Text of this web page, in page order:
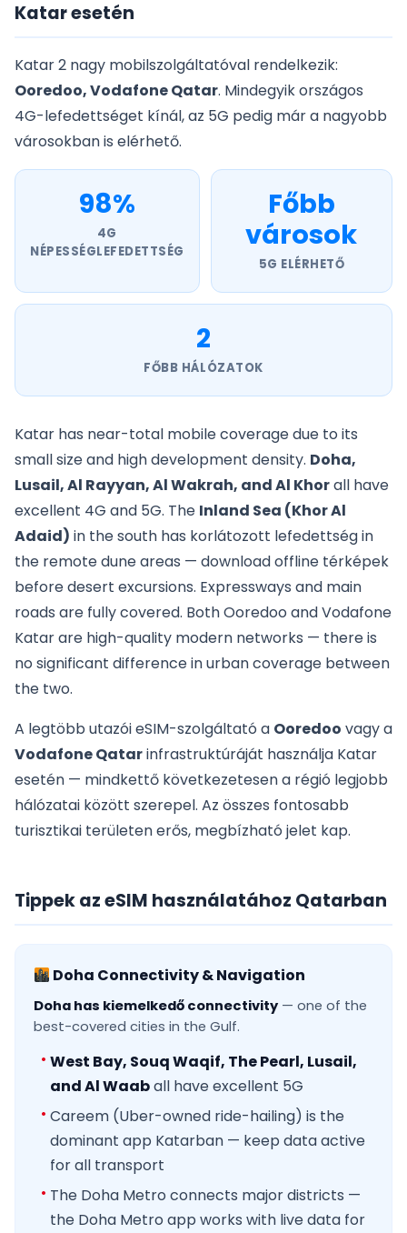
Katar esetén
Katar 2 nagy mobilszolgáltatóval rendelkezik:
Ooredoo, Vodafone Qatar. Mindegyik országos
4G-lefedettséget kínál, az 5G pedig már a nagyobb
városokban is elérhető.
98%
4G
NÉPESSÉGLEFEDETTSÉG
Főbb
városok
5G ELÉRHETŐ
2
FŐBB HÁLÓZATOK
Katar has near-total mobile coverage due to its
small size and high development density. Doha,
Lusail, Al Rayyan, Al Wakrah, and Al Khorall have
excellent 4G and 5G. The Inland Sea (Khor Al
Adaid) in the south has korlátozott lefedettség in
the remote dune areas — download offline térképek
before desert excursions. Expressways and main
roads are fully covered. Both Ooredoo and Vodafone
Katar are high-quality modern networks — there is
no significant difference in urban coverage between
the two.
A legtöbb utazói eSIM-szolgáltató a Ooredoo vagy a
Vodafone Qatarinfrastruktúráját használja Katar
esetén — mindkettő következetesen a régió legjobb
hálózatai között szerepel. Az összes fontosabb
turisztikai területen erős, megbízható jelet kap.
Tippek az eSIM használatához Qatarban
Doha Connectivity & Navigation
Doha has kiemelkedő connectivity— one of the
best-covered cities in the Gulf.
West Bay, Souq Waqif, The Pearl, Lusail,
and Al Waaball have excellent 5G
Careem (Uber-owned ride-hailing) is the
dominant app Katarban — keep data active
for all transport
The Doha Metro connects major districts —
the Doha Metro app works with live data for